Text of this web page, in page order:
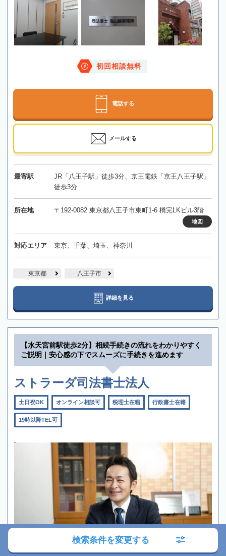
初回相談無料
電話する
メールする
最寄駅
JR「八王子駅」徒歩3分、京王電鉄「京王八王子駅」
徒歩3分
所在地 〒192-0082 東京都八王子市東町1-6 橋完LKビル3階
地図
対応エリア 東京、千葉、埼玉、神奈川
東京都 八王子市
詳細を見る
【水天宮前駅徒歩2分】相続手続きの流れをわかりやすく
ご説明｜安心感の下でスムーズに手続きを進めます
ストラーダ司法書士法人
土日祝OK オンライン相談可 税理士在籍 行政書士在籍
19時以降TEL可
検索条件を変更する